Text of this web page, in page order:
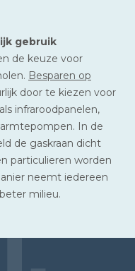
gebruik
de keuze voor
Besparen op
door te kiezen voor
infraroodpanelen,
In de
de gaskraan dicht
particulieren worden
neemt iedereen
milieu.